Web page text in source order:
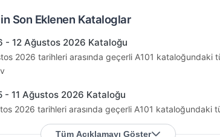
Son Eklenen Kataloglar
- 12 Ağustos 2026 Kataloğu
2026 tarihleri arasında geçerli A101 kataloğundaki
- 11 Ağustos 2026 Kataloğu
2026 tarihleri arasında geçerli A101 kataloğundaki
Tüm Açıklamayı Göster